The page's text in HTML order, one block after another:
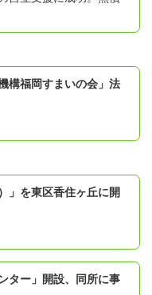
構福岡すまいの会」法
」を東区香住ヶ丘に開
ター」開設、同所に事